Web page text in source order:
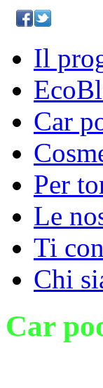
Il
Car
Per
Le
Ti
Chi
Car